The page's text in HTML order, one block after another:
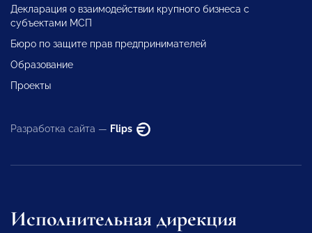
Декларация о взаимодействии крупного бизнеса с
субъектами МСП
Бюро по защите прав предпринимателей
Образование
Проекты
Разработка сайта — Flips
Исполнительная дирекция